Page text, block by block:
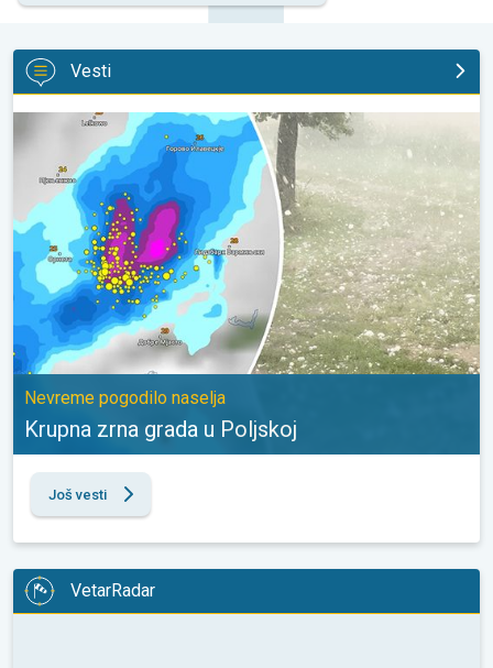
Vesti
Krupna zrna grada u Poljskoj. Nevreme pogodilo naselja. . .
Nevreme pogodilo naselja
Krupna zrna grada u Poljskoj
Još vesti
VetarRadar